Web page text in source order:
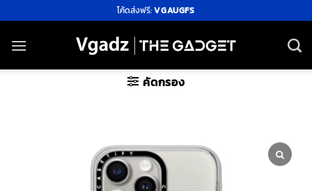
ไป
ยัง
โค้ดส่งฟรี:VGAUGFS
คัดกรอง